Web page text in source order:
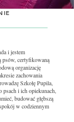
i jestem
psów, certyfikowaną
organizację
zachowania
Szkołę Pupila,
i ich opiekunach,
budować głębszą
w codziennym